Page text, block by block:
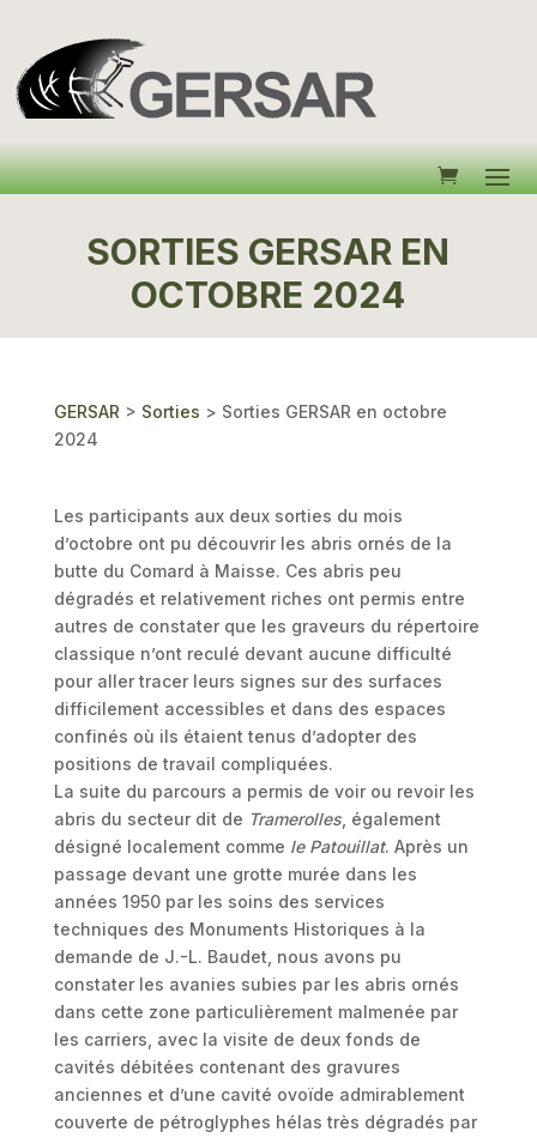
SORTIES GERSAR EN
OCTOBRE 2024
GERSAR > Sorties > Sorties GERSAR en octobre
2024
Les participants aux deux sorties du mois
d’octobre ont pu découvrir les abris ornés de la
butte du Comard à Maisse. Ces abris peu
dégradés et relativement riches ont permis entre
autres de constater que les graveurs du répertoire
classique n’ont reculé devant aucune difficulté
pour aller tracer leurs signes sur des surfaces
difficilement accessibles et dans des espaces
confinés où ils étaient tenus d’adopter des
positions de travail compliquées.
La suite du parcours a permis de voir ou revoir les
abris du secteur dit de Tramerolles, également
désigné localement comme le Patouillat. Après un
passage devant une grotte murée dans les
années 1950 par les soins des services
techniques des Monuments Historiques à la
demande de J.-L. Baudet, nous avons pu
constater les avanies subies par les abris ornés
dans cette zone particulièrement malmenée par
les carriers, avec la visite de deux fonds de
cavités débitées contenant des gravures
anciennes et d’une cavité ovoïde admirablement
couverte de pétroglyphes hélas très dégradés par